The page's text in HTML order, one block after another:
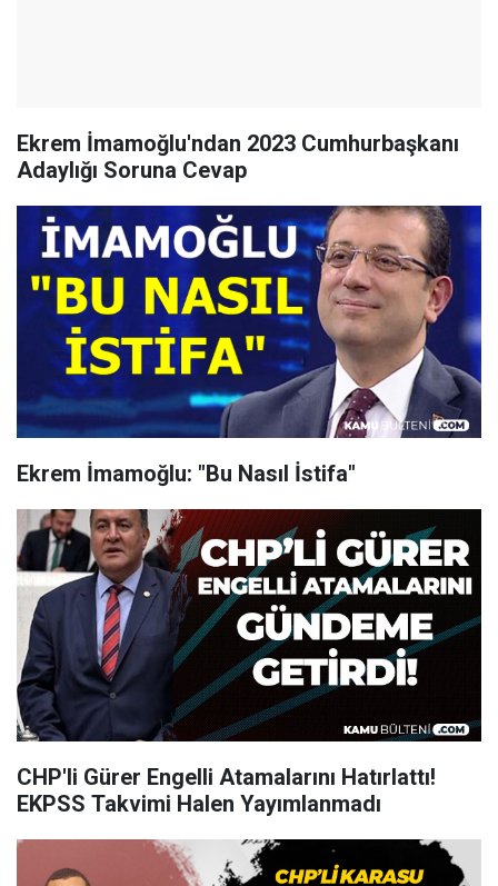
Ekrem İmamoğlu'ndan 2023 Cumhurbaşkanı
Adaylığı Soruna Cevap
Ekrem İmamoğlu: "Bu Nasıl İstifa"
CHP'li Gürer Engelli Atamalarını Hatırlattı!
EKPSS Takvimi Halen Yayımlanmadı